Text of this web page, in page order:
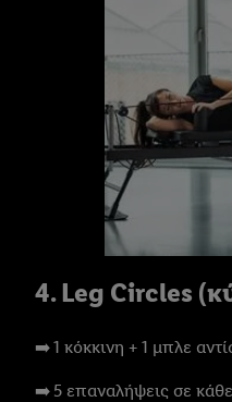
4. Leg Circles
➡️ 1 κόκκινη + 1 μπλε
➡️ 5 επαναλήψεις σε